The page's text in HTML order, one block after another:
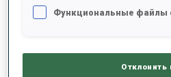
Функциональные файлы
Отклонить